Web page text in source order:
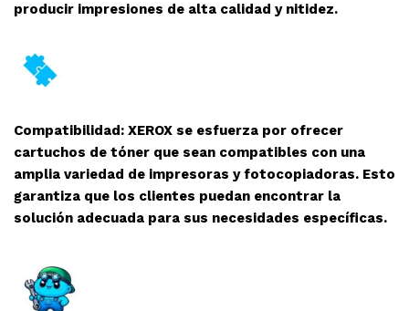
producir impresiones de alta calidad y nitidez.
Compatibilidad: XEROX se esfuerza por ofrecer
cartuchos de tóner que sean compatibles con una
amplia variedad de impresoras y fotocopiadoras. Esto
garantiza que los clientes puedan encontrar la
solución adecuada para sus necesidades específicas.